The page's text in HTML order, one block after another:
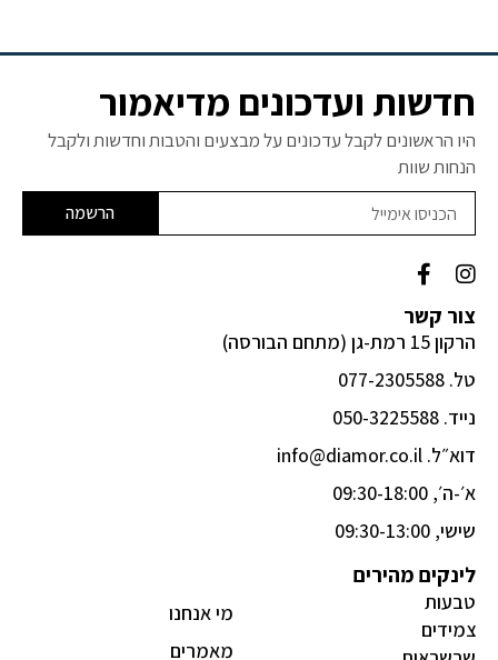
חדשות ועדכונים מדיאמור
היו הראשונים לקבל עדכונים על מבצעים והטבות וחדשות ולקבל
הנחות שוות
הרשמה
F
a
c
e
b
o
o
k
f
I
n
s
t
a
g
r
a
צור קשר
הרקון 15 רמת-גן (מתחם הבורסה)
טל. 077-2305588
נייד. 050-3225588
דוא״ל. info@diamor.co.il
א׳-ה׳, 09:30-18:00
שישי, 09:30-13:00
מי אנחנו
מאמרים
לינקים מהירים
טבעות
צמידים